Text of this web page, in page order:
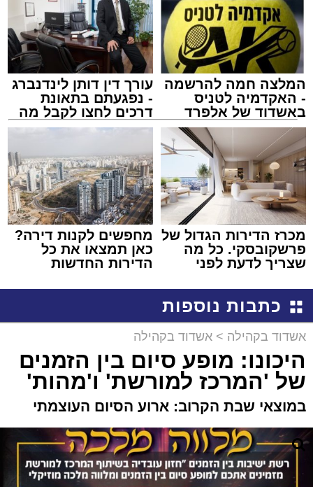
המלצה חמה להרשמה
- האקדמיה לטניס
באשדוד של אלפרד
קריאולנסקי - לילדים
עורך דין דותן לינדנברג
- נפגעתם בתאונת
דרכים לחצו לקבל מה
שמגיע לכם
מכרז הדירות הגדול של
פרשקובסקי. כל מה
שצריך לדעת לפני
באשדוד
מחפשים לקנות דירה?
כאן תמצאו את כל
הדירות החדשות
כתבות נוספות
אשדוד בקהילה > אשדוד בקהילה
היכונו: מופע סיום בין הזמנים
של 'המרכז למורשת' ו'מהות'
במוצאי שבת הקרוב: ארוע הסיום העוצמתי